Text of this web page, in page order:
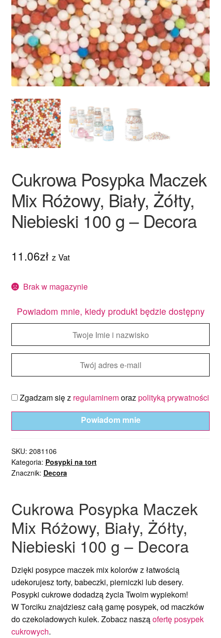
Ozdoby na tort weselny
Cukrowa Posypka Maczek
Mix Różowy, Biały, Żółty,
Niebieski 100 g – Decora
11.06zł z Vat
Brak w magazynie
Powiadom mnie, kiedy produkt będzie dostępny
Zgadzam się z regulaminemorazpolityką prywatności
Powiadom mnie
SKU: 2081106
Kategoria: Posypki na tort
Znacznik: Decora
Cukrowa Posypka Maczek
Mix Różowy, Biały, Żółty,
Niebieski 100 g – Decora
Dzięki posypce maczek mix kolorów z łatwością
udekorujesz torty, babeczki, pierniczki lub desery.
Posypki cukrowe dodadzą życia Twoim wypiekom!
W Torciku znajdziesz całą gamę posypek, od maczków
do czekoladowych kulek. Zobacz nasząofertę posypek
cukrowych.